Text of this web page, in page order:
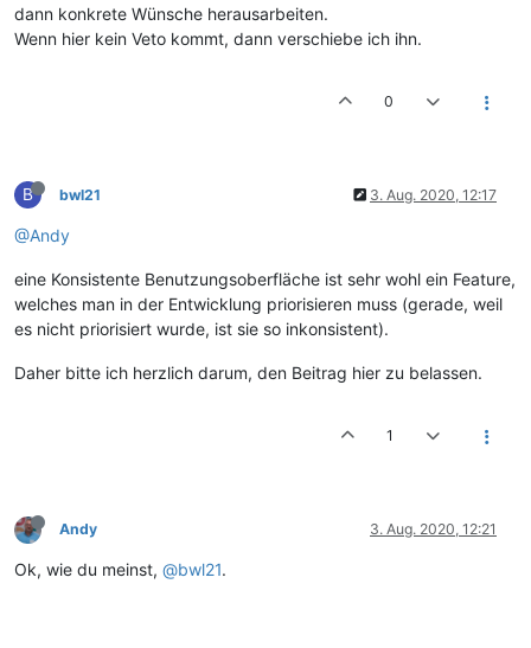
dann konkrete Wünsche herausarbeiten.
Wenn hier kein Veto kommt, dann verschiebe ich ihn.
0
B bwl21 3. Aug. 2020, 12:17
@Andy
eine Konsistente Benutzungsoberfläche ist sehr wohl ein Feature,
welches man in der Entwicklung priorisieren muss (gerade, weil
es nicht priorisiert wurde, ist sie so inkonsistent).
Daher bitte ich herzlich darum, den Beitrag hier zu belassen.
1
Andy 3. Aug. 2020, 12:21
Ok, wie du meinst, @bwl21.